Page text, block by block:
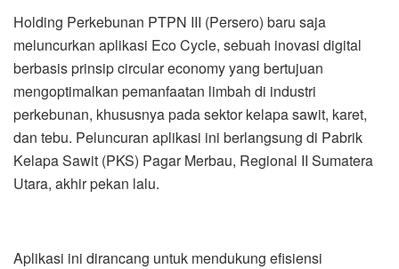
Holding Perkebunan PTPN III (Persero) baru saja
meluncurkan aplikasi Eco Cycle, sebuah inovasi digital
berbasis prinsip circular economy yang bertujuan
mengoptimalkan pemanfaatan limbah di industri
perkebunan, khususnya pada sektor kelapa sawit, karet,
dan tebu. Peluncuran aplikasi ini berlangsung di Pabrik
Kelapa Sawit (PKS) Pagar Merbau, Regional II Sumatera
Utara, akhir pekan lalu.
Aplikasi ini dirancang untuk mendukung efisiensi